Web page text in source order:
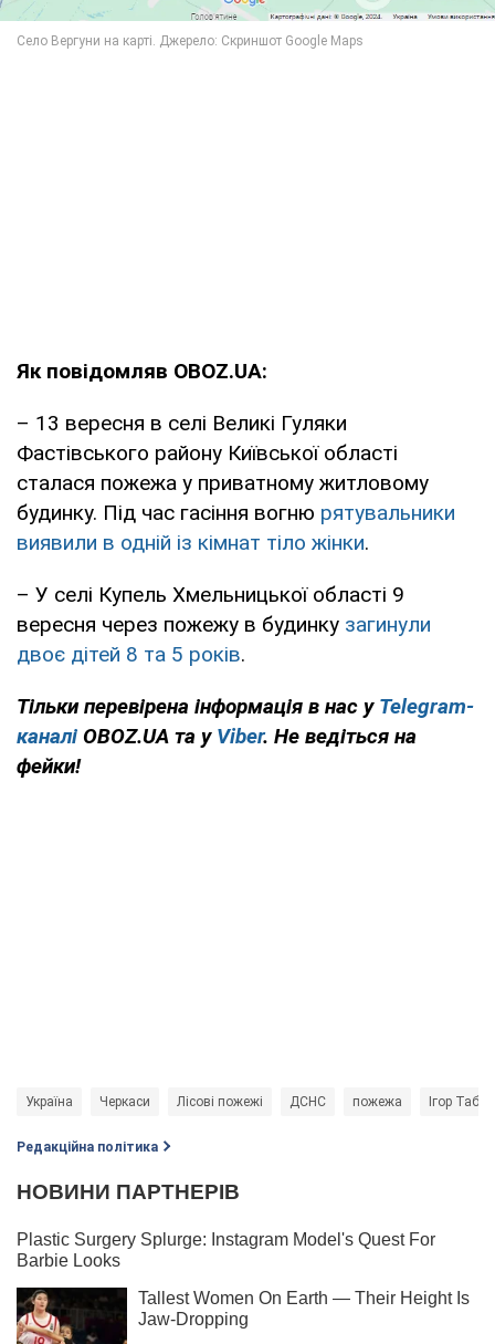
Як повідомляв OBOZ.UA:
– 13 вересня в селі Великі Гуляки
Фастівського району Київської області
сталася пожежа у приватному житловому
будинку. Під час гасіння вогню рятувальники
виявили в одній із кімнат тіло жінки.
– У селі Купель Хмельницької області 9
вересня через пожежу в будинку загинули
двоє дітей 8 та 5 років.
Тільки перевірена інформація в нас у Telegram-
каналі OBOZ.UA та у Viber. Не ведіться на
фейки!
Україна Черкаси Лісові пожежі ДСНС пожежа Ігор
Редакційна політика